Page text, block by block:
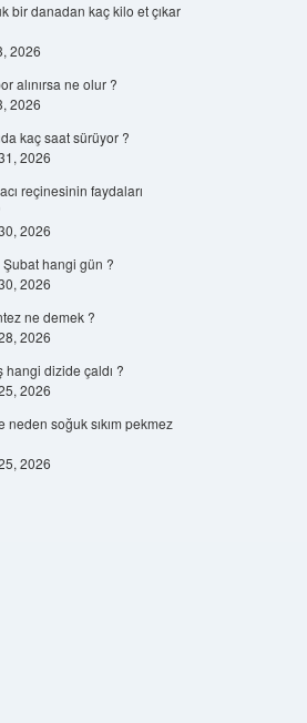
bir danadan kaç kilo et çıkar
2026
alınırsa ne olur ?
2026
kaç saat sürüyor ?
2026
reçinesinin faydaları
2026
Şubat hangi gün ?
2026
ne demek ?
2026
hangi dizide çaldı ?
2026
neden soğuk sıkım pekmez
2026